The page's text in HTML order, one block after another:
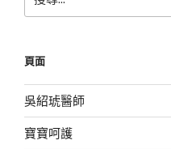
尋
字:
頁面
吳紹琥醫師
寶寶呵護